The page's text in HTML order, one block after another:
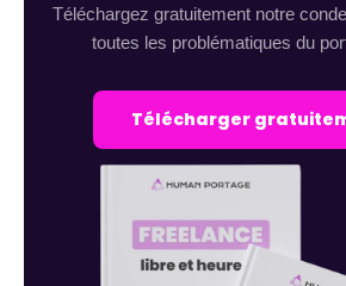
Téléchargez gratuitement notre
toutes les problématiques du
Télécharger